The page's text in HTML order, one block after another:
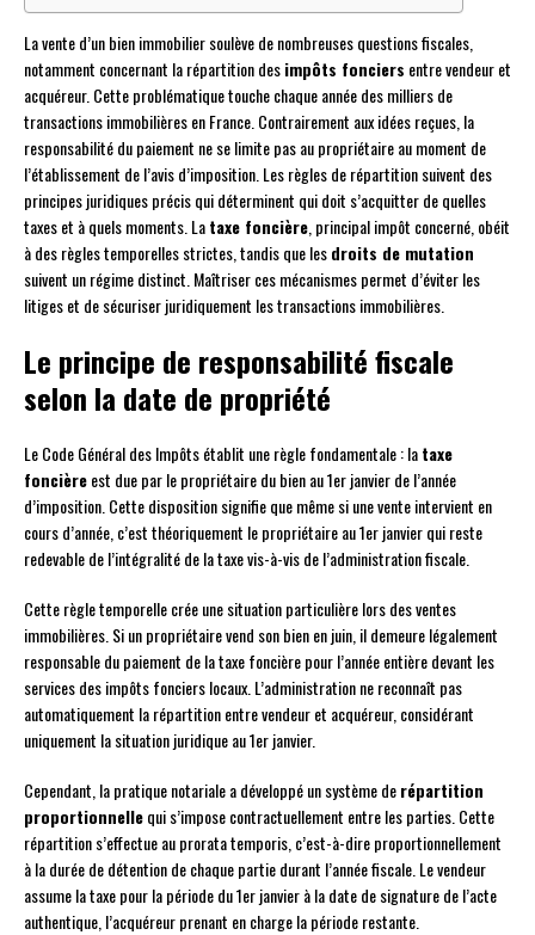
La vente d’un bien immobilier soulève de nombreuses questions fiscales,
notamment concernant la répartition desimpôts fonciers entre vendeur et
acquéreur. Cette problématique touche chaque année des milliers de
transactions immobilières en France. Contrairement aux idées reçues, la
responsabilité du paiement ne se limite pas au propriétaire au moment de
l’établissement de l’avis d’imposition. Les règles de répartition suivent des
principes juridiques précis qui déterminent qui doit s’acquitter de quelles
taxes et à quels moments. Lataxe foncière , principal impôt concerné, obéit
à des règles temporelles strictes, tandis que lesdroits de mutation
suivent un régime distinct. Maîtriser ces mécanismes permet d’éviter les
litiges et de sécuriser juridiquement les transactions immobilières.
Le principe de responsabilité fiscale
selon la date de propriété
Le Code Général des Impôts établit une règle fondamentale : lataxe
foncièreest due par le propriétaire du bien au 1er janvier de l’année
d’imposition. Cette disposition signifie que même si une vente intervient en
cours d’année, c’est théoriquement le propriétaire au 1er janvier qui reste
redevable de l’intégralité de la taxe vis-à-vis de l’administration fiscale.
Cette règle temporelle crée une situation particulière lors des ventes
immobilières. Si un propriétaire vend son bien en juin, il demeure légalement
responsable du paiement de la taxe foncière pour l’année entière devant les
services des impôts fonciers locaux. L’administration ne reconnaît pas
automatiquement la répartition entre vendeur et acquéreur, considérant
uniquement la situation juridique au 1er janvier.
Cependant, la pratique notariale a développé un système derépartition
proportionnellequi s’impose contractuellement entre les parties. Cette
répartition s’effectue au prorata temporis, c’est-à-dire proportionnellement
à la durée de détention de chaque partie durant l’année fiscale. Le vendeur
assume la taxe pour la période du 1er janvier à la date de signature de l’acte
authentique, l’acquéreur prenant en charge la période restante.